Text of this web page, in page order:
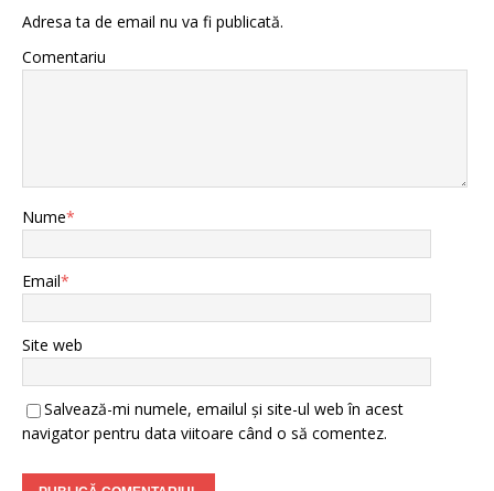
Adresa ta de email nu va fi publicată.
Comentariu
Nume*
Email*
Site web
Salvează-mi numele, emailul și site-ul web în acest
navigator pentru data viitoare când o să comentez.